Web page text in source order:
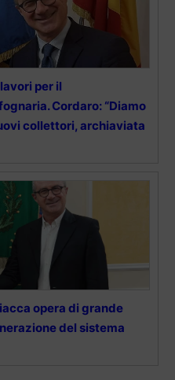
per il
Cordaro: “Diamo
collettori, archiaviata
opera di grande
del sistema